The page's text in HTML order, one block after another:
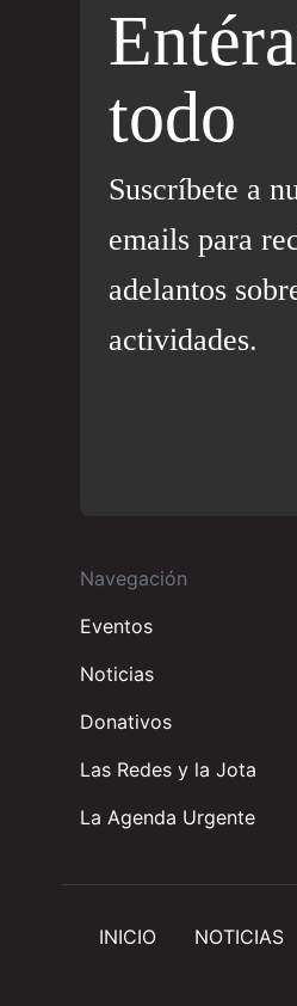
todo
Suscríbete a
emails para
adelantos
actividades.
Navegación
Eventos
Noticias
Donativos
Las Redes y la Jota
La Agenda Urgente
INICIO NOTICIAS